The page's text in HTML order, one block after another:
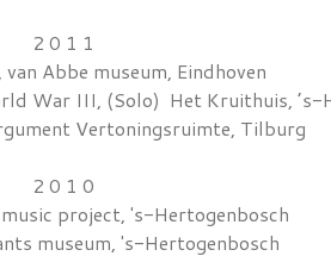
2 0 1 1
Abbe museum, Eindhoven
War III, (Solo) Het Kruithuis, ’s-
Vertoningsruimte, Tilburg
2 0 1 0
project, 's-Hertogenbosch
museum, 's-Hertogenbosch